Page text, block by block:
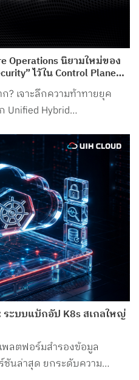
Operations นิยามใหม่ของ
ไว้ใน Control Plane
? เจาะลึกความท้าทายยุค
Unified Hybrid
ระบบแบ็กอัป K8s สเกลใหญ่
พลตฟอร์มสำรองข้อมูล
ชันล่าสุด ยกระดับความ